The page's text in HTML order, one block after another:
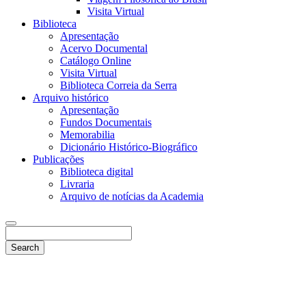
Visita Virtual
Biblioteca
Apresentação
Acervo Documental
Catálogo Online
Visita Virtual
Biblioteca Correia da Serra
Arquivo histórico
Apresentação
Fundos Documentais
Memorabilia
Dicionário Histórico-Biográfico
Publicações
Biblioteca digital
Livraria
Arquivo de notícias da Academia